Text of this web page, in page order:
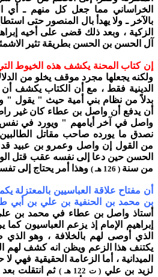
الخراساني مما جعل كل منهم ـ أي
بالآخر ـ ولا يهدأ بال المنصور حتى
الزكية ، وبعد ذلك قضى على أخيه
آل الحسن بن الحسن بطريقة تثير
إن كتاب المحنة يكشف هذه الخيوط
ولكنه يجعلها مجرد موقف يخلو من
الدينية فقط ، مع أن الكتاب يكشف أن
بدلاً من نظام بني أمية حيث " يقول "
أن يدفع أن واصل بن عطاء كان غير
واصل في آخر أيامهم " ويورد في نفس
نصدق ما يورده صاحب مقاتل
من القول إن واصل وعمرو بن عبيد قد
الحسن حين دعا إلى نفسه عقب قتل
من سنة ( 126 هـ ) وهذا أمر يحتاج إلى
أن مفتاح علاقة العباسيين بالمعتزلة
بن محمد بن الحنفية بن علي بن أبي
أستاذ واصل بن عطاء في محمد بن
إبراهيم الإمام إذ يزعم العباسيون
الذي أوصى لهم بالخلافة ، وهو
يكتنف هذا الزعم ويظن انه كشف لهم
الميدانية ، أما الزعامة الحقيقية فهي
لزيد بن علي ( ت 122 هـ )
ثم انتقلت